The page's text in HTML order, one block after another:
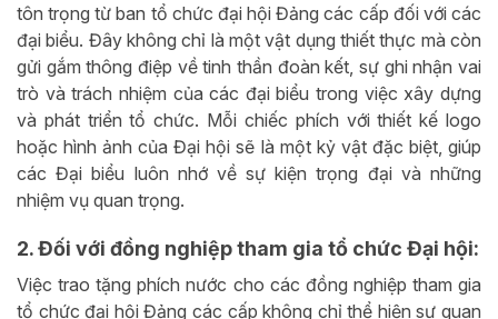
tôn trọng từ ban tổ chức đại hội Đảng các cấp đối với các
đại biểu. Đây không chỉ là một vật dụng thiết thực mà còn
gửi gắm thông điệp về tinh thần đoàn kết, sự ghi nhận vai
trò và trách nhiệm của các đại biểu trong việc xây dựng
và phát triển tổ chức. Mỗi chiếc phích với thiết kế logo
hoặc hình ảnh của Đại hội sẽ là một kỷ vật đặc biệt, giúp
các Đại biểu luôn nhớ về sự kiện trọng đại và những
nhiệm vụ quan trọng.
2. Đối với đồng nghiệp tham gia tổ chức Đại hội:
Việc trao tặng phích nước cho các đồng nghiệp tham gia
tổ chức đại hội Đảng các cấp không chỉ thể hiện sự quan